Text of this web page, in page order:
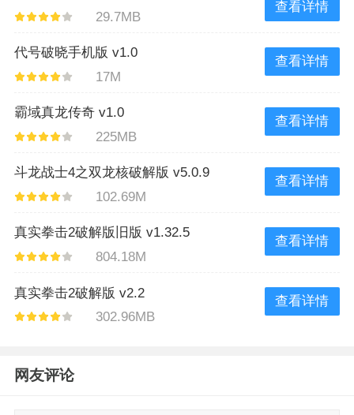
29.7MB
查看详情
代号破晓手机版 v1.0
17M
查看详情
霸域真龙传奇 v1.0
225MB
查看详情
斗龙战士4之双龙核破解版 v5.0.9
102.69M
查看详情
真实拳击2破解版旧版 v1.32.5
804.18M
查看详情
真实拳击2破解版 v2.2
302.96MB
查看详情
网友评论